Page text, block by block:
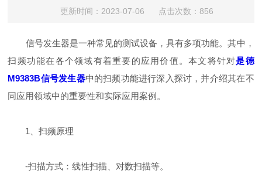
更新时间：2023-07-06 点击次数：856
信号发生器是一种常见的测试设备，具有多项功能。其中，
扫频功能在各个领域有着重要的应用价值。本文将针对是德
M9383B信号发生器中的扫频功能进行深入探讨，并介绍其在不
同应用领域中的重要性和实际应用案例。
1、扫频原理
-扫描方式：线性扫描、对数扫描等。